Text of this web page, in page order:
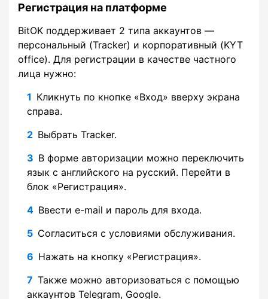
Регистрация на платформе
BitOK поддерживает 2 типа аккаунтов —
персональный (Tracker) и корпоративный (KYT
office). Для регистрации в качестве частного
лица нужно:
Кликнуть по кнопке «Вход» вверху экрана
справа.
Выбрать Tracker.
В форме авторизации можно переключить
язык с английского на русский. Перейти в
блок «Регистрация».
Ввести e-mail и пароль для входа.
Согласиться с условиями обслуживания.
Нажать на кнопку «Регистрация».
Также можно авторизоваться с помощью
аккаунтов Telegram, Google.